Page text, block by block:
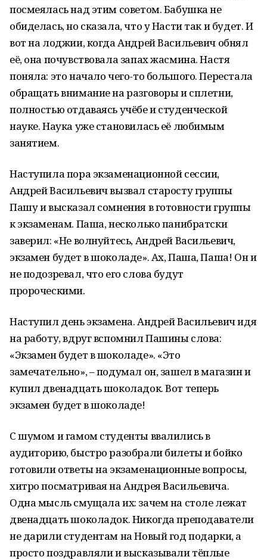
посмеялась над этим советом. Бабушка не
обиделась, но сказала, что у Насти так и будет. И
вот на лоджии, когда Андрей Васильевич обнял
её, она почувствовала запах жасмина. Настя
поняла: это начало чего-то большого. Перестала
обращать внимание на разговоры и сплетни,
полностью отдаваясь учёбе и студенческой
науке. Наука уже становилась её любимым
занятием.
Наступила пора экзаменационной сессии,
Андрей Васильевич вызвал старосту группы
Пашу и высказал сомнения в готовности группы
к экзаменам. Паша, несколько панибратски
заверил: «Не волнуйтесь, Андрей Васильевич,
экзамен будет в шоколаде». Ах, Паша, Паша! Он и
не подозревал, что его слова будут
пророческими.
Наступил день экзамена. Андрей Васильевич идя
на работу, вдруг вспомнил Пашины слова:
«Экзамен будет в шоколаде». «Это
замечательно», – подумал он, зашел в магазин и
купил двенадцать шоколадок. Вот теперь
экзамен будет в шоколаде!
С шумом и гамом студенты ввалились в
аудиторию, быстро разобрали билеты и бойко
готовили ответы на экзаменационные вопросы,
хитро посматривая на Андрея Васильевича.
Одна мысль смущала их: зачем на столе лежат
двенадцать шоколадок. Никогда преподаватели
не дарили студентам на Новый год подарки, а
просто поздравляли и высказывали тёплые